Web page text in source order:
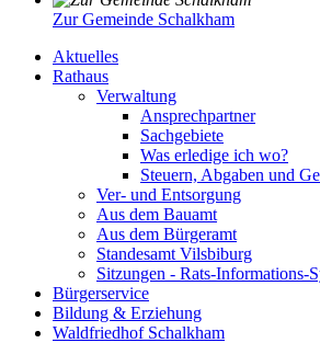
Zur Gemeinde Schalkham
Aktuelles
Rathaus
Verwaltung
Ansprechpartner
Sachgebiete
Was erledige ich wo?
Steuern, Abgaben und
Ver- und Entsorgung
Aus dem Bauamt
Aus dem Bürgeramt
Standesamt Vilsbiburg
Sitzungen - Rats-Informations-
Bürgerservice
Bildung & Erziehung
Waldfriedhof Schalkham